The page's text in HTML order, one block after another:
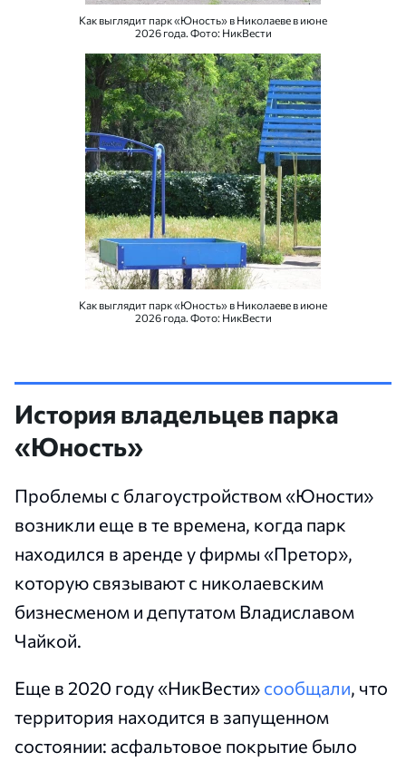
Как выглядит парк «Юность» в Николаеве в июне
2026 года. Фото: НикВести
Как выглядит парк «Юность» в Николаеве в июне
2026 года. Фото: НикВести
История владельцев парка
«Юность»
Проблемы с благоустройством «Юности»
возникли еще в те времена, когда парк
находился в аренде у фирмы «Претор»,
которую связывают с николаевским
бизнесменом и депутатом Владиславом
Чайкой.
Еще в 2020 году «НикВести» сообщали, что
территория находится в запущенном
состоянии: асфальтовое покрытие было